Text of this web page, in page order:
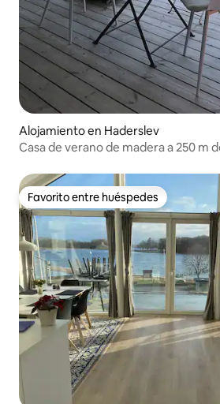
Alojamiento en Haderslev
Casa de verano de madera a 250 m
Favorito entre huéspedes
Favorito entre huéspedes